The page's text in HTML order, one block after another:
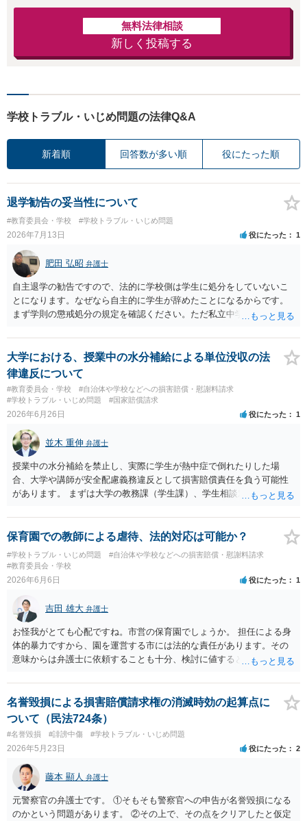
無料法律相談
新しく投稿する
学校トラブル・いじめ問題の法律Q&A
新着順 回答数が多い順 役にたった順
退学勧告の妥当性について
#教育委員会・学校 #学校トラブル・いじめ問題
2026年7月13日 役にたった 1
肥田 弘昭 弁護士
自主退学の勧告ですので、法的に学校側は学生に処分をしていないこ
とになります。なぜなら自主的に学生が辞めたことになるからです。
まず学則の懲戒処分の規定を確認ください。ただ私立中学ですので裁
なるかと思います。その中で、懲戒処分として退学処分を上記事情か
ら出すかどうかです。ご参考にしてください。子供の権利委員会は各
弁護士会にありますので相談するのも良いかと思います。
大学における、授業中の水分補給による単位没収の法
律違反について
#教育委員会・学校
#自治体や学校などへの損害賠償・慰謝料請求
#学校トラブル・いじめ問題
#国家賠償請求
2026年6月26日 役にたった 1
並木 重伸 弁護士
授業中の水分補給を禁止し、実際に学生が熱中症で倒れたりした場
合、大学や講師が安全配慮義務違反として損害賠償責任を負う可能性
があります。 まずは大学の教務課（学生課）、学生相談窓口、ハラス
大学側から教師へ指導を入れてもらうのが一番安全で確実な方法で
す。
保育園での教師による虐待、法的対応は可能か？
#学校トラブル・いじめ問題
#自治体や学校などへの損害賠償・慰謝料請求
#教育委員会・学校
2026年6月6日 役にたった 1
吉田 雄大 弁護士
お怪我がとても心配ですね。市営の保育園でしょうか。 担任による身
体的暴力ですから、園を運営する市には法的な責任があります。その
意味からは弁護士に依頼することも十分、検討に値するといえます。
を自ら認めることは稀です。 損害賠償を求めた場合であっても、市は
容易に賠償に応じませんし、裁判等にもつれ込んでもどの程度の金額
となるか、予測が付きづらい面もあります。 このように、弁護士への
依頼はいわゆる費用倒れとなる可能性も考えねばなりません。ご依頼
なさったとして、受けるかどうかは弁護士次第ですが、お会いになる
弁護士とも、見通しや方針等について前もってよくご相談なさること
をお勧めいたします。
名誉毀損による損害賠償請求権の消滅時効の起算点に
ついて（民法724条）
#名誉毀損 #誹謗中傷 #学校トラブル・いじめ問題
2026年5月23日 役にたった 2
藤本 顯人 弁護士
元警察官の弁護士です。 ①そもそも警察官への申告が名誉毀損になる
のかという問題があります。 ②その上で、その点をクリアしたと仮定